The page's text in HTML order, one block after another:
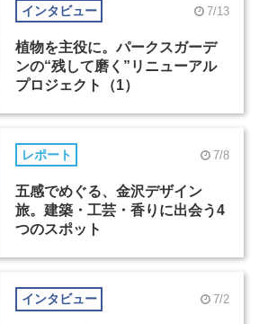
インタビュー 7/13
植物を主役に。パークスガーデ
ンの“残して磨く”リニューアル
プロジェクト（1）
レポート 7/8
五感でめぐる、金沢デザイン
旅。建築・工芸・香りに出会う4
つのスポット
インタビュー 7/2